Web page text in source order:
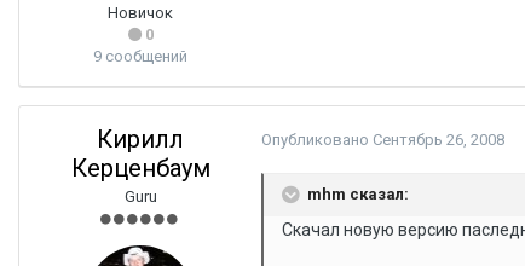
Новичок
0
9 сообщений
Кирилл
Керценбаум
Guru
Опубликовано Сентябрь 26, 2008
mhm сказал:
Скачал новую версию